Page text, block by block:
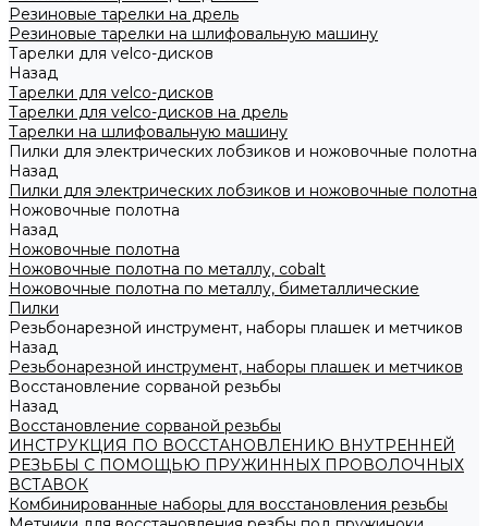
Резиновые тарелки на дрель
Резиновые тарелки на шлифовальную машину
Тарелки для velco-дисков
Назад
Тарелки для velco-дисков
Тарелки для velco-дисков на дрель
Тарелки на шлифовальную машину
Пилки для электрических лобзиков и ножовочные полотна
Назад
Пилки для электрических лобзиков и ножовочные полотна
Ножовочные полотна
Назад
Ножовочные полотна
Ножовочные полотна по металлу, cobalt
Ножовочные полотна по металлу, биметаллические
Пилки
Резьбонарезной инструмент, наборы плашек и метчиков
Назад
Резьбонарезной инструмент, наборы плашек и метчиков
Восстановление сорваной резьбы
Назад
Восстановление сорваной резьбы
ИНСТРУКЦИЯ ПО ВОССТАНОВЛЕНИЮ ВНУТРЕННЕЙ
РЕЗЬБЫ С ПОМОЩЬЮ ПРУЖИННЫХ ПРОВОЛОЧНЫХ
ВСТАВОК
Комбинированные наборы для восстановления резьбы